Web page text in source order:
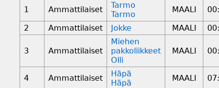
1
Ammattilaiset
Tarmo
Tarmo
MAALI
2
Ammattilaiset Jokke MAALI
3 Ammattilaiset
Miehen
pakkoliikkeet
Olli
MAALI
4 Ammattilaiset
Häpä
Häpä
MAALI